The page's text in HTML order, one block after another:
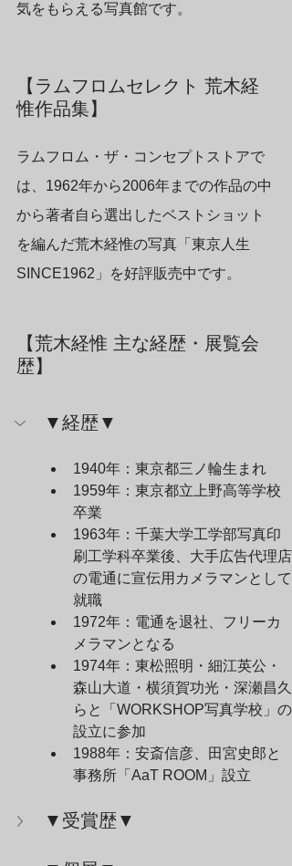
気をもらえる写真館です。
【ラムフロムセレクト 荒木経
惟作品集】
ラムフロム・ザ・コンセプトストアで
は、1962年から2006年までの作品の中
から著者自ら選出したベストショット
を編んだ荒木経惟の写真「東京人生
SINCE1962」を好評販売中です。
【荒木経惟 主な経歴・展覧会
歴】
▼経歴▼
1940年：東京都三ノ輪生まれ
1959年：東京都立上野高等学校
卒業
1963年：千葉大学工学部写真印
刷工学科卒業後、大手広告代理店
の電通に宣伝用カメラマンとして
就職
1972年：電通を退社、フリーカ
メラマンとなる
1974年：東松照明・細江英公・
森山大道・横須賀功光・深瀬昌久
らと「WORKSHOP写真学校」の
設立に参加
1988年：安斎信彦、田宮史郎と
事務所「AaT ROOM」設立
▼受賞歴▼